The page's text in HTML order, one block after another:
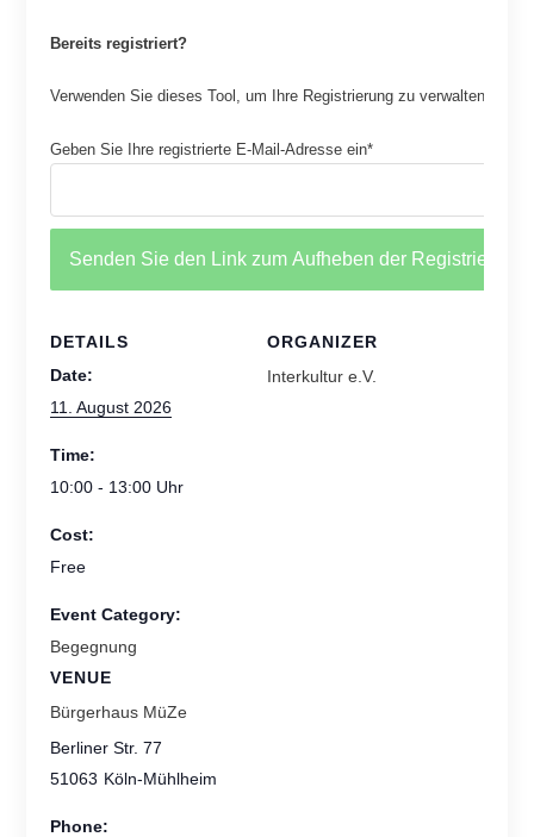
DETAILS
Date:
11. August 2026
Time:
10:00 - 13:00
Cost:
Free
Event Category:
Begegnung
VENUE
Bürgerhaus MüZe
Berliner Str. 77
Köln-Mühlheim
51063
Phone:
ORGANIZER
Interkultur e.V.
Bereits registriert?
Verwenden Sie dieses Tool, um Ihre Registrierung zu verwalten.
Geben Sie Ihre registrierte E-Mail-Adresse ein*